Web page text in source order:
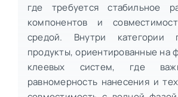
где требуется стабильное
компонентов и
средой. Внутри категории
продукты, ориентированные на
клеевых систем, где
равномерность нанесения и